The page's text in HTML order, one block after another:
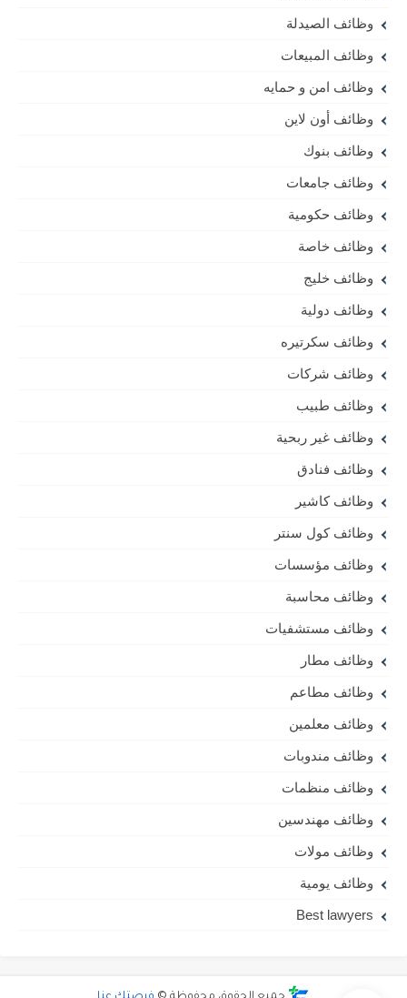
وظائف الصيدلة
وظائف المبيعات
وظائف امن و حمايه
وظائف أون لاين
وظائف بنوك
وظائف جامعات
وظائف حكومية
وظائف خاصة
وظائف خليج
وظائف دولية
وظائف سكرتيره
وظائف شركات
وظائف طبيب
وظائف غير ربحية
وظائف فنادق
وظائف كاشير
وظائف كول سنتر
وظائف مؤسسات
وظائف محاسبة
وظائف مستشفيات
وظائف مطار
وظائف مطاعم
وظائف معلمين
وظائف مندوبات
وظائف منظمات
وظائف مهندسين
وظائف مولات
وظائف يومية
Best lawyers